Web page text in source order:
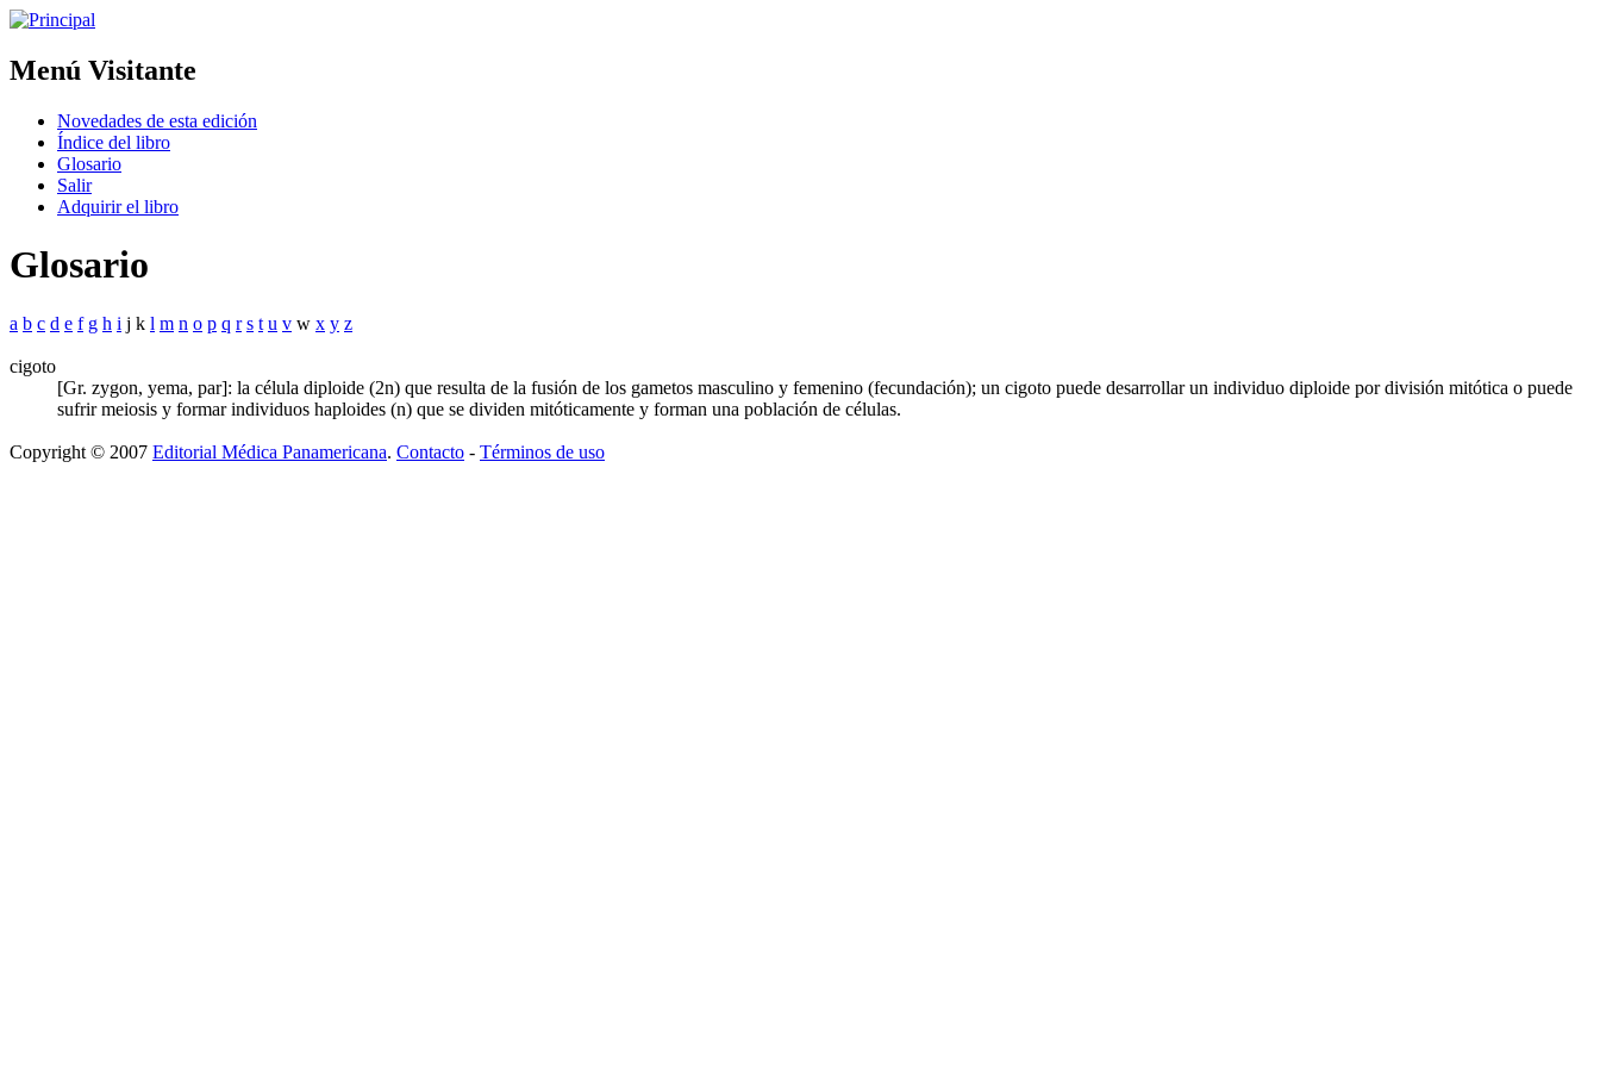
Menú Visitante
Novedades de esta edición
Índice del libro
Glosario
Salir
Adquirir el libro
Glosario
a b c d e f g h i j k l m n o p q r s t u v w x y z
cigoto
[Gr. zygon, yema, par]: la célula diploide (2n) que resulta de la fusión de los gametos masculino y femenino (fecundación); un cigoto puede desarrollar un individuo diploide por división mitótica o puede
sufrir meiosis y formar individuos haploides (n) que se dividen mitóticamente y forman una población de células.
Copyright © 2007 Editorial Médica Panamericana. Contacto - Términos de uso